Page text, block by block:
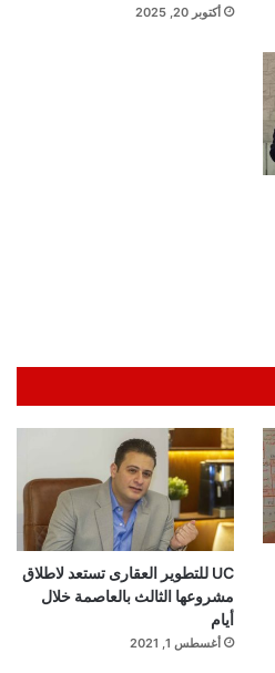
أكتوبر 20, 2025
UC للتطوير العقارى تستعد لاطلاق
مشروعها الثالث بالعاصمة خلال
أيام
أغسطس 1, 2021